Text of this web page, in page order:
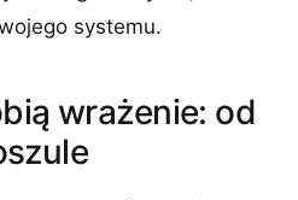
systemu.
wrażenie: od